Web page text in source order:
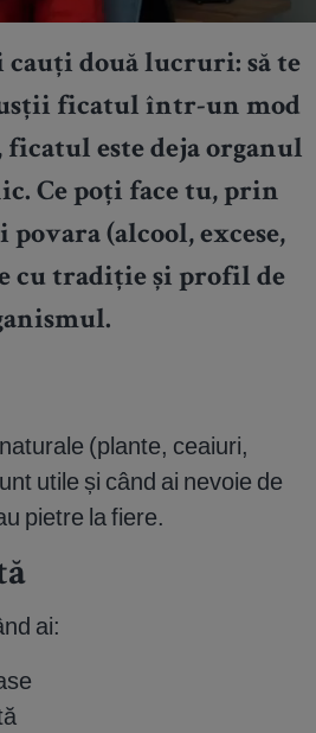
cauți două lucruri: să te
ficatul într-un mod
este deja organul
Ce poți face tu, prin
(alcool, excese,
cu tradiție și profil de
(plante, ceaiuri,
utile și când ai nevoie de
pietre la fiere.
ai: